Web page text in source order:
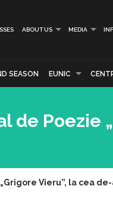
ABOUT US MEDIA
SEASON EUNIC
de Poezie
Vieru”, la cea